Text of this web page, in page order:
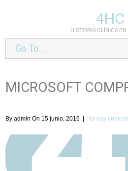
4HC
HISTORIA CLÍNICA EN
Go To...
MICROSOFT
By admin On 15 junio, 2016 No hay